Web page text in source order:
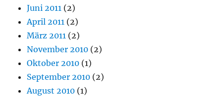
Juni 2011 (2)
April 2011 (2)
März 2011 (2)
November 2010 (2)
Oktober 2010 (1)
September 2010 (2)
August 2010 (1)